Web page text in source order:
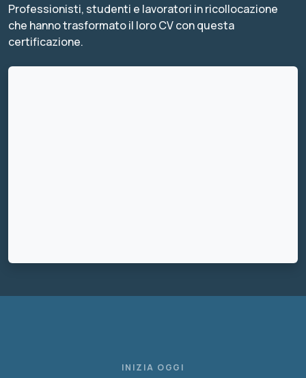
Professionisti, studenti e lavoratori in ricollocazione
che hanno trasformato il loro CV con questa
certificazione.
INIZIA OGGI